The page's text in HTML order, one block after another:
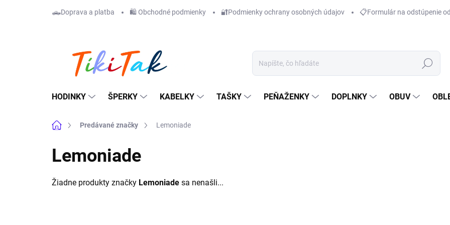
🛻Doprava a platba 🛍️ Obchodné podmienky 🔐Podmienky ochrany osobných údajov 📋Formulár na odstúpenie od
Hľadať
HODINKY ŠPERKY KABELKY TAŠKY PEŇAŽENKY DOPLNKY OBUV
DomovPredávané značky Lemoniade
Lemoniade
Žiadne produkty značky Lemoniade sa nenašli...